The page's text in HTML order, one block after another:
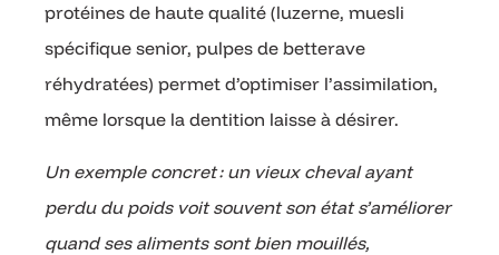
protéines de haute qualité (luzerne, muesli
spécifique senior, pulpes de betterave
réhydratées) permet d’optimiser l’assimilation,
même lorsque la dentition laisse à désirer.
Un exemple concret : un vieux cheval ayant
perdu du poids voit souvent son état s’améliorer
quand ses aliments sont bien mouillés,